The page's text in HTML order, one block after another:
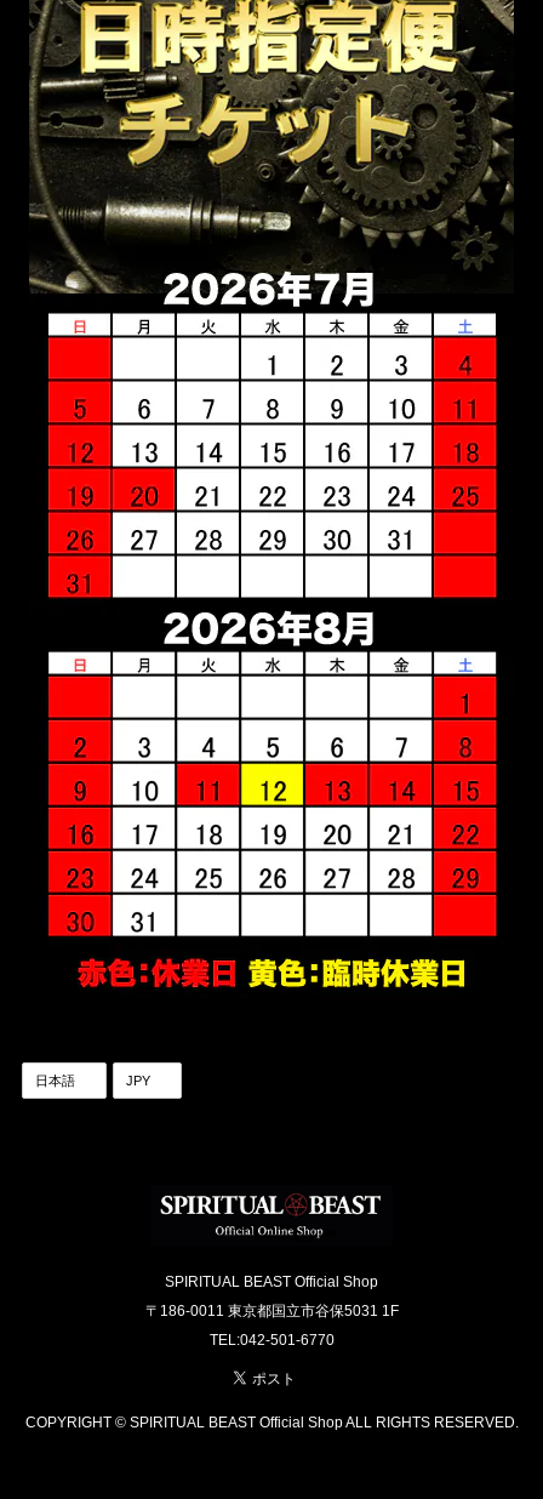
SPIRITUAL BEAST Official Shop
〒186-0011 東京都国立市谷保5031 1F
TEL:042-501-6770
COPYRIGHT © SPIRITUAL BEAST Official Shop ALL RIGHTS RESERVED.